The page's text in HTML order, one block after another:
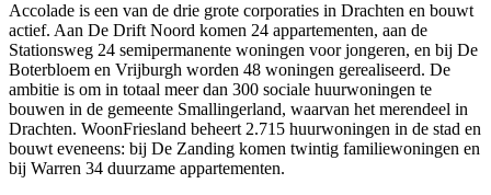
Accolade is een van de drie grote corporaties in Drachten en bouwt
actief. Aan De Drift Noord komen 24 appartementen, aan de
Stationsweg 24 semipermanente woningen voor jongeren, en bij De
Boterbloem en Vrijburgh worden 48 woningen gerealiseerd. De
ambitie is om in totaal meer dan 300 sociale huurwoningen te
bouwen in de gemeente Smallingerland, waarvan het merendeel in
Drachten. WoonFriesland beheert 2.715 huurwoningen in de stad en
bouwt eveneens: bij De Zanding komen twintig familiewoningen en
bij Warren 34 duurzame appartementen.